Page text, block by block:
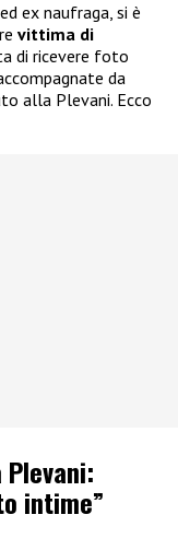
ex naufraga, si è
vittima di
di ricevere foto
da
alla Plevani. Ecco
intime”